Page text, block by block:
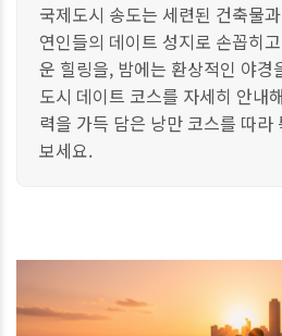
국제도시 송도는 세련된 건축물
연인들의 데이트 성지로 손꼽히
운 힐링을, 밤에는 환상적인 야경
도시 데이트 코스를 자세히 안내
력을 가득 담은 낭만 코스를 따라
보세요.